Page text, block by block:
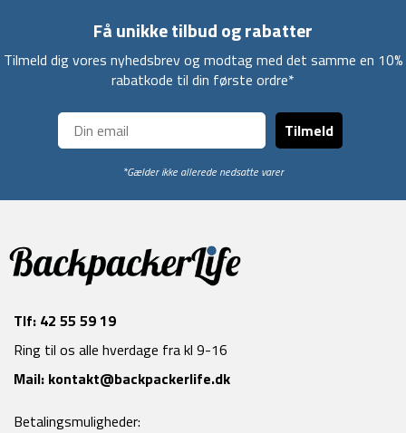
Få unikke tilbud og rabatter
Tilmeld dig vores nyhedsbrev og modtag med det samme en 10%
rabatkode til din første ordre*
Tilmeld
*Gælder ikke allerede nedsatte varer
Tlf: 42 55 59 19
Ring til os alle hverdage fra kl 9-16
Mail: kontakt@backpackerlife.dk
Betalingsmuligheder: